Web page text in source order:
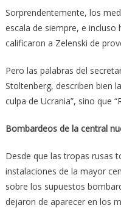
Sorprendentemente, los
escala de siempre, e
calificaron a Zelenski de
Pero las palabras del
Stoltenberg, describen bien
culpa de Ucrania”, sino que
Bombardeos de la central
Desde que las tropas rusas
instalaciones de la mayor
sobre los supuestos
dejaron de aparecer en los